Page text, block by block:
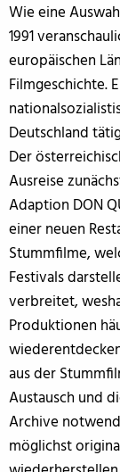
Wie eine
1991
europäischen
Filmgeschichte.
Deutschland
Der
Ausreise
Adaption DON
einer neuen
Stummfilme,
Festivals
verbreitet,
Produktionen
aus der
Austausch und
Archive
möglichst